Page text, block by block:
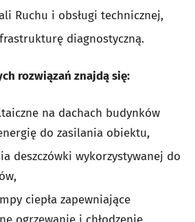
Ruchu i obsługi technicznej,
diagnostyczną.
rozwiązań znajdą się:
na dachach budynków
do zasilania obiektu,
deszczówki wykorzystywanej do
ciepła zapewniające